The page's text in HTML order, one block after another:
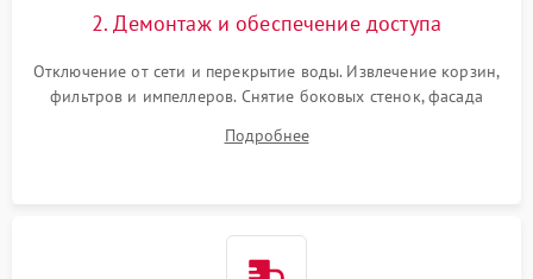
2. Демонтаж и обеспечение доступа
Отключение от сети и перекрытие воды. Извлечение корзин,
фильтров и импеллеров. Снятие боковых стенок, фасада
циркуляционному насосу, ТЭНу и сливной помпе.
Подробнее